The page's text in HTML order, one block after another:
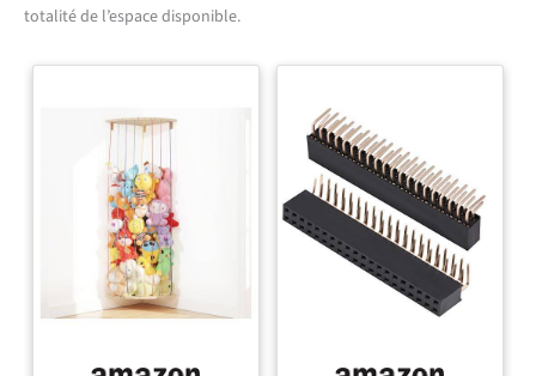
totalité de l’espace disponible.